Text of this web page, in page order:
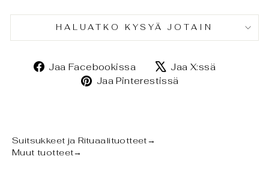
HALUATKO KYSYÄ JOTAIN
Jaa Facebookissa
Jaa
Facebookissa
Jaa X:ssä
Jaa Pinterestissä
Suitsukkeet ja Rituaalituotteet→
Muut tuotteet→